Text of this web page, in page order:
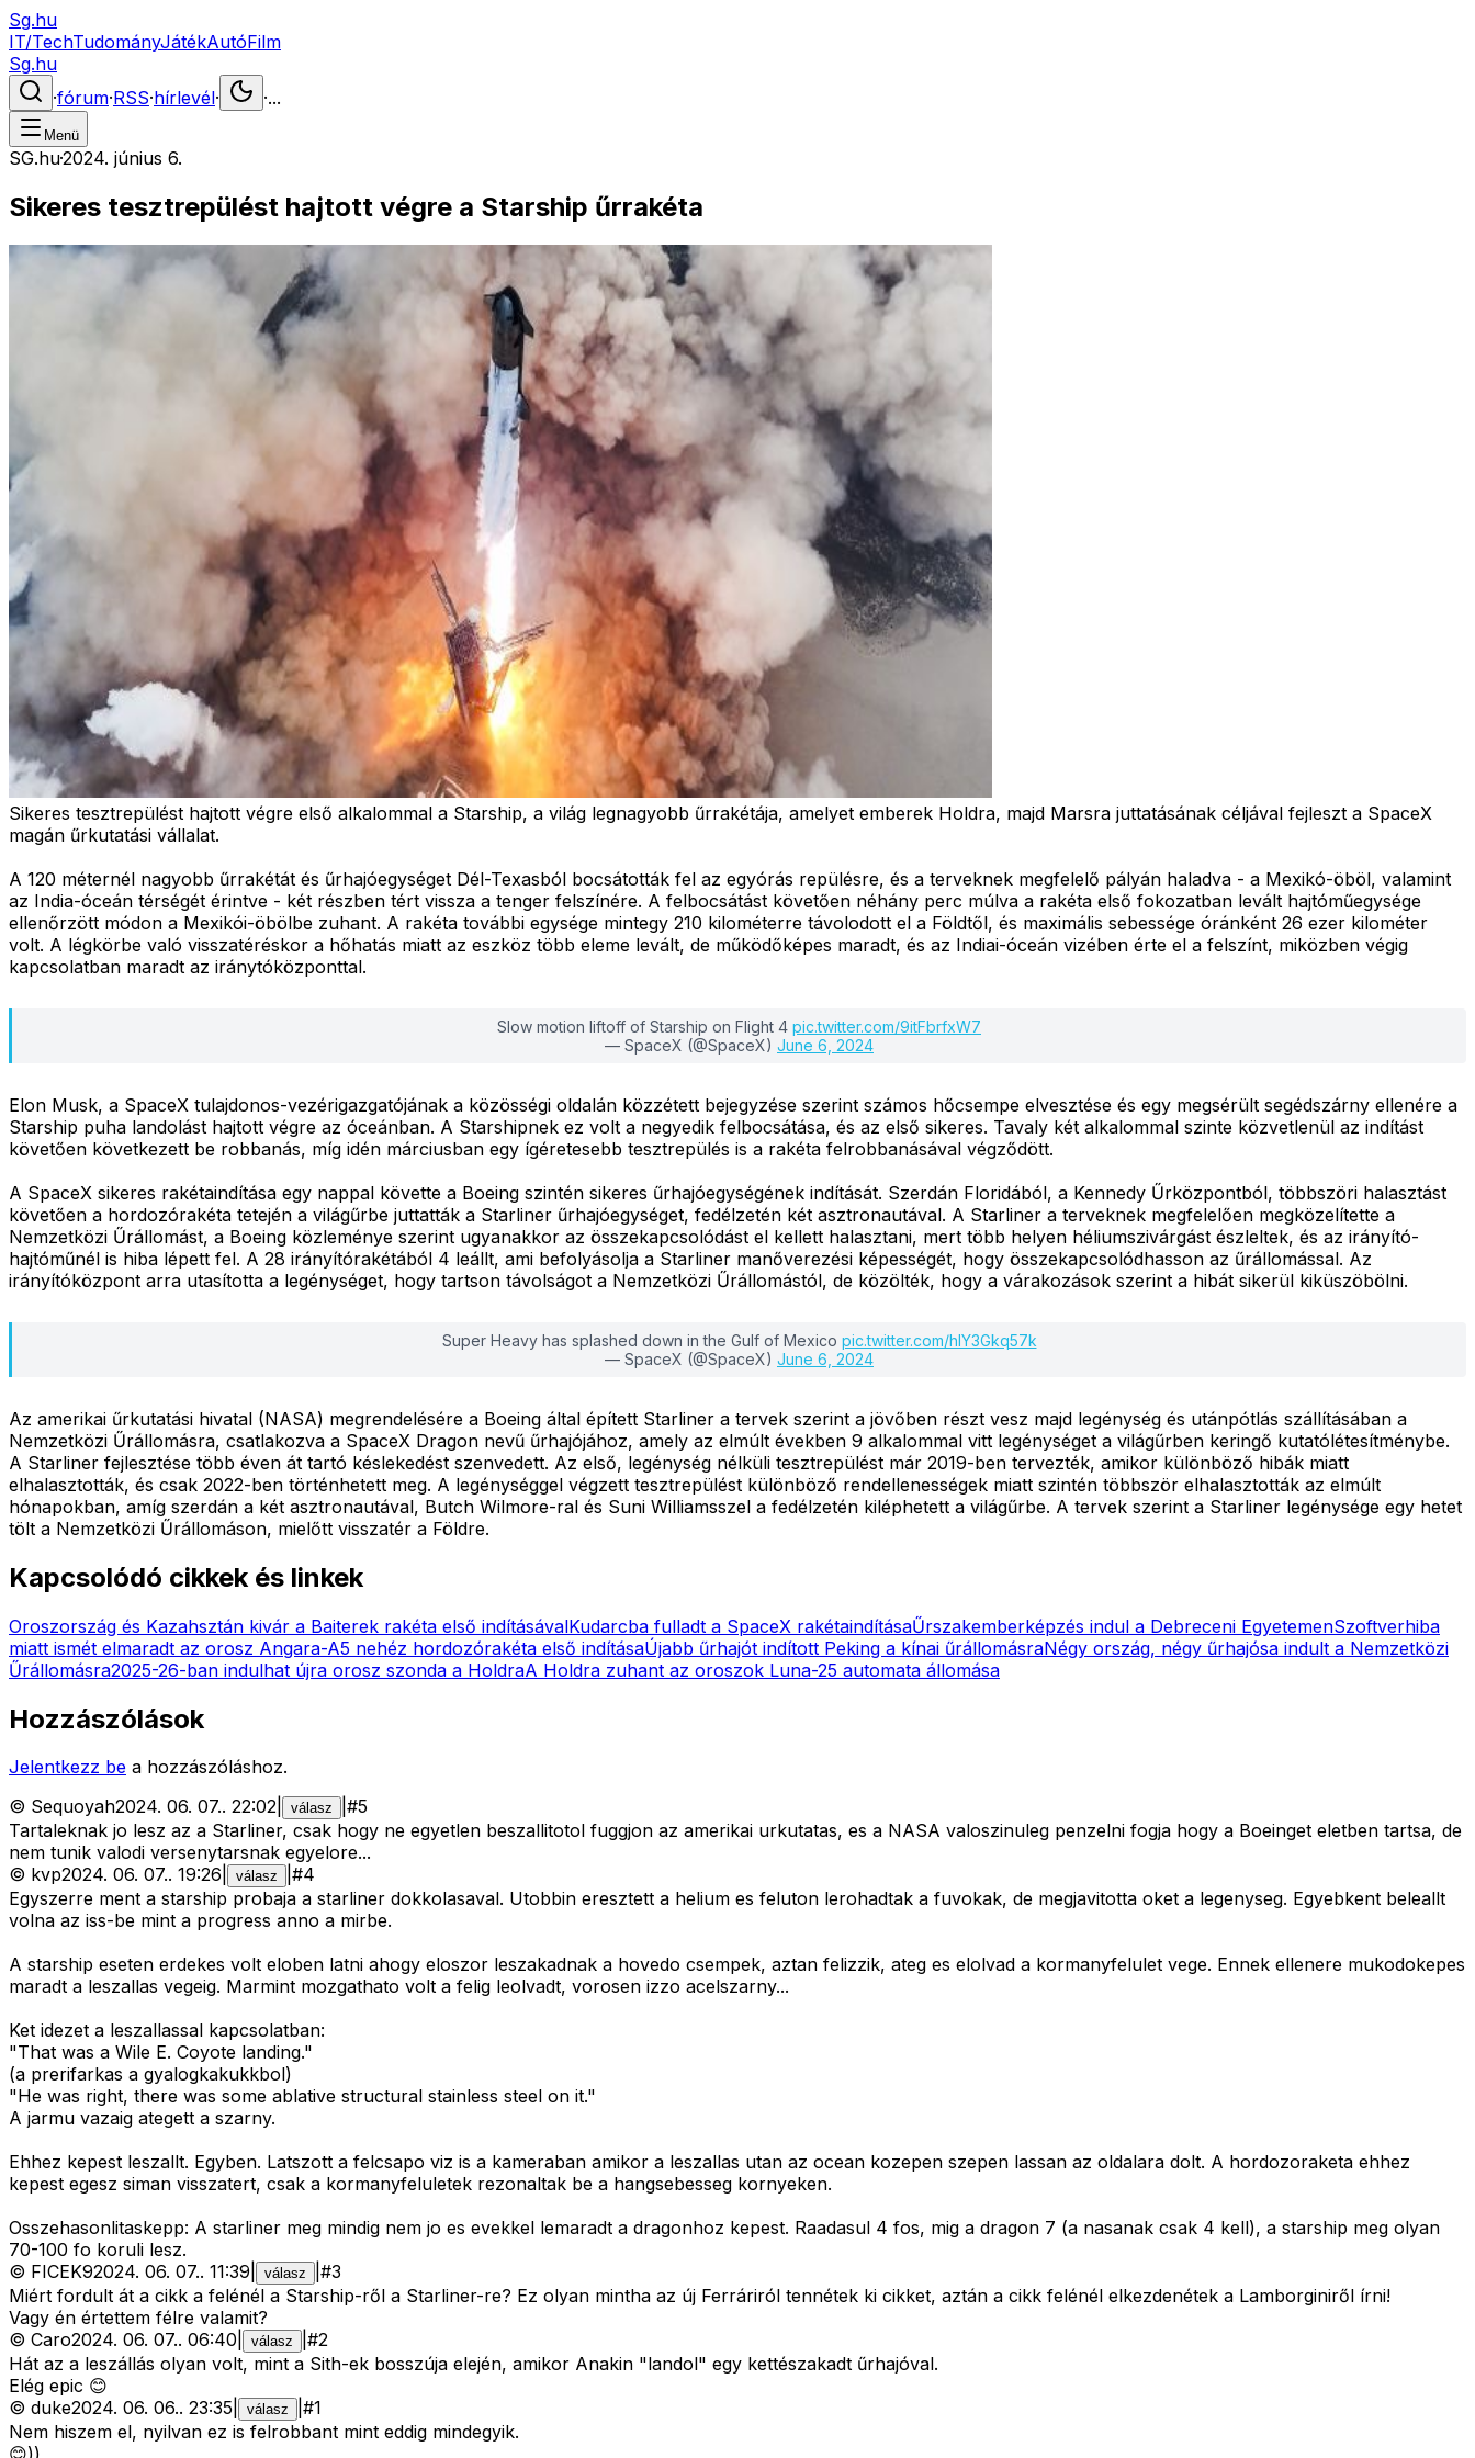
Sg.hu
IT/TechTudományJátékAutóFilm
Sg.hu
·fórum·RSS·hírlevél· ·...
Menü
SG.hu·2024. június 6.
Sikeres tesztrepülést hajtott végre a Starship űrrakéta
Sikeres tesztrepülést hajtott végre első alkalommal a Starship, a világ legnagyobb űrrakétája, amelyet emberek Holdra, majd Marsra juttatásának céljával fejleszt a SpaceX
magán űrkutatási vállalat.
A 120 méternél nagyobb űrrakétát és űrhajóegységet Dél-Texasból bocsátották fel az egyórás repülésre, és a terveknek megfelelő pályán haladva - a Mexikó-öböl, valamint
az India-óceán térségét érintve - két részben tért vissza a tenger felszínére. A felbocsátást követően néhány perc múlva a rakéta első fokozatban levált hajtóműegysége
ellenőrzött módon a Mexikói-öbölbe zuhant. A rakéta további egysége mintegy 210 kilométerre távolodott el a Földtől, és maximális sebessége óránként 26 ezer kilométer
volt. A légkörbe való visszatéréskor a hőhatás miatt az eszköz több eleme levált, de működőképes maradt, és az Indiai-óceán vizében érte el a felszínt, miközben végig
kapcsolatban maradt az iránytóközponttal.
Slow motion liftoff of Starship on Flight 4 pic.twitter.com/9itFbrfxW7
— SpaceX (@SpaceX) June 6, 2024
Elon Musk, a SpaceX tulajdonos-vezérigazgatójának a közösségi oldalán közzétett bejegyzése szerint számos hőcsempe elvesztése és egy megsérült segédszárny ellenére a
Starship puha landolást hajtott végre az óceánban. A Starshipnek ez volt a negyedik felbocsátása, és az első sikeres. Tavaly két alkalommal szinte közvetlenül az indítást
követően következett be robbanás, míg idén márciusban egy ígéretesebb tesztrepülés is a rakéta felrobbanásával végződött.
A SpaceX sikeres rakétaindítása egy nappal követte a Boeing szintén sikeres űrhajóegységének indítását. Szerdán Floridából, a Kennedy Űrközpontból, többszöri halasztást
követően a hordozórakéta tetején a világűrbe juttatták a Starliner űrhajóegységet, fedélzetén két asztronautával. A Starliner a terveknek megfelelően megközelítette a
Nemzetközi Űrállomást, a Boeing közleménye szerint ugyanakkor az összekapcsolódást el kellett halasztani, mert több helyen héliumszivárgást észleltek, és az irányító-
hajtóműnél is hiba lépett fel. A 28 irányítórakétából 4 leállt, ami befolyásolja a Starliner manőverezési képességét, hogy összekapcsolódhasson az űrállomással. Az
irányítóközpont arra utasította a legénységet, hogy tartson távolságot a Nemzetközi Űrállomástól, de közölték, hogy a várakozások szerint a hibát sikerül kiküszöbölni.
Super Heavy has splashed down in the Gulf of Mexico pic.twitter.com/hIY3Gkq57k
— SpaceX (@SpaceX) June 6, 2024
Az amerikai űrkutatási hivatal (NASA) megrendelésére a Boeing által épített Starliner a tervek szerint a jövőben részt vesz majd legénység és utánpótlás szállításában a
Nemzetközi Űrállomásra, csatlakozva a SpaceX Dragon nevű űrhajójához, amely az elmúlt években 9 alkalommal vitt legénységet a világűrben keringő kutatólétesítménybe.
A Starliner fejlesztése több éven át tartó késlekedést szenvedett. Az első, legénység nélküli tesztrepülést már 2019-ben tervezték, amikor különböző hibák miatt
elhalasztották, és csak 2022-ben történhetett meg. A legénységgel végzett tesztrepülést különböző rendellenességek miatt szintén többször elhalasztották az elmúlt
hónapokban, amíg szerdán a két asztronautával, Butch Wilmore-ral és Suni Williamsszel a fedélzetén kiléphetett a világűrbe. A tervek szerint a Starliner legénysége egy hetet
tölt a Nemzetközi Űrállomáson, mielőtt visszatér a Földre.
Kapcsolódó cikkek és linkek
Oroszország és Kazahsztán kivár a Baiterek rakéta első indításávalKudarcba fulladt a SpaceX rakétaindításaŰrszakemberképzés indul a Debreceni EgyetemenSzoftverhiba
miatt ismét elmaradt az orosz Angara-A5 nehéz hordozórakéta első indításaÚjabb űrhajót indított Peking a kínai űrállomásraNégy ország, négy űrhajósa indult a Nemzetközi
Űrállomásra2025-26-ban indulhat újra orosz szonda a HoldraA Holdra zuhant az oroszok Luna-25 automata állomása
Hozzászólások
Jelentkezz be a hozzászóláshoz.
© Sequoyah2024. 06. 07.. 22:02 válasz #5
Tartaleknak jo lesz az a Starliner, csak hogy ne egyetlen beszallitotol fuggjon az amerikai urkutatas, es a NASA valoszinuleg penzelni fogja hogy a Boeinget eletben tartsa, de
nem tunik valodi versenytarsnak egyelore...
© kvp2024. 06. 07.. 19:26 válasz #4
Egyszerre ment a starship probaja a starliner dokkolasaval. Utobbin eresztett a helium es feluton lerohadtak a fuvokak, de megjavitotta oket a legenyseg. Egyebkent beleallt
volna az iss-be mint a progress anno a mirbe.
A starship eseten erdekes volt eloben latni ahogy eloszor leszakadnak a hovedo csempek, aztan felizzik, ateg es elolvad a kormanyfelulet vege. Ennek ellenere mukodokepes
maradt a leszallas vegeig. Marmint mozgathato volt a felig leolvadt, vorosen izzo acelszarny...
Ket idezet a leszallassal kapcsolatban:
"That was a Wile E. Coyote landing."
(a prerifarkas a gyalogkakukkbol)
"He was right, there was some ablative structural stainless steel on it."
A jarmu vazaig ategett a szarny.
Ehhez kepest leszallt. Egyben. Latszott a felcsapo viz is a kameraban amikor a leszallas utan az ocean kozepen szepen lassan az oldalara dolt. A hordozoraketa ehhez
kepest egesz siman visszatert, csak a kormanyfeluletek rezonaltak be a hangsebesseg kornyeken.
Osszehasonlitaskepp: A starliner meg mindig nem jo es evekkel lemaradt a dragonhoz kepest. Raadasul 4 fos, mig a dragon 7 (a nasanak csak 4 kell), a starship meg olyan
70-100 fo koruli lesz.
© FICEK92024. 06. 07.. 11:39 válasz #3
Miért fordult át a cikk a felénél a Starship-ről a Starliner-re? Ez olyan mintha az új Ferráriról tennétek ki cikket, aztán a cikk felénél elkezdenétek a Lamborginiről írni!
Vagy én értettem félre valamit?
© Caro2024. 06. 07.. 06:40 válasz #2
Hát az a leszállás olyan volt, mint a Sith-ek bosszúja elején, amikor Anakin "landol" egy kettészakadt űrhajóval.
Elég epic 😊
© duke2024. 06. 06.. 23:35 válasz #1
Nem hiszem el, nyilvan ez is felrobbant mint eddig mindegyik.